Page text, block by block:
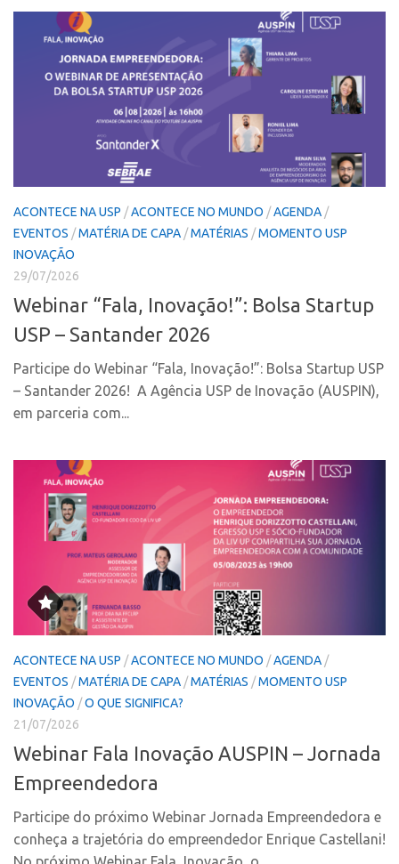
Agência
Institucional
Coordenação
Polos
Polo Ribeirão Preto
Polo São Carlos
Programas
Bolsa Startup USP
PGI-USP
Conexão USP
Conexão Inter-USP
Inteligência Competitiva
Editais
Pesquisa na USP
EMBRAPIIs
CEPIDs
CEPIX
CPEs
INCTs
InovaUSP
Comunicação
Agenda AUSPIN
Edição 2021
Inovação em Números
AUSPIN
Destaques do Mês
Institucional
Coordenação
Polos
Polo Lorena
Polo Ribeirão Preto
Polo São Carlos
Programas
Bolsa Empreendedorismo
PGI-USP
Conexão USP
Conexão Inter-USP
Leis e Normas
Portal do Inventor
Inteligência Competitiva
Editais
Pesquisa na USP
EMBRAPIIs
CEPIDs
CEPIX
INCTs
PRPI/USP
ACONTECE NA USP /ACONTECE NO MUNDO /AGENDA /
EVENTOS /MATÉRIA DE CAPA /MATÉRIAS /MOMENTO USP
INOVAÇÃO
29/07/2026
Webinar “Fala, Inovação!”: Bolsa Startup
USP – Santander 2026
Participe do Webinar “Fala, Inovação!”: Bolsa Startup USP
– Santander 2026! A Agência USP de Inovação (AUSPIN),
em parceria com...
ACONTECE NA USP /ACONTECE NO MUNDO /AGENDA /
EVENTOS /MATÉRIA DE CAPA /MATÉRIAS /MOMENTO USP
INOVAÇÃO /O QUE SIGNIFICA?
21/07/2026
Webinar Fala Inovação AUSPIN – Jornada
Empreendedora
Participe do próximo Webinar Jornada Empreendedora e
conheça a trajetória do empreendedor Enrique Castellani!